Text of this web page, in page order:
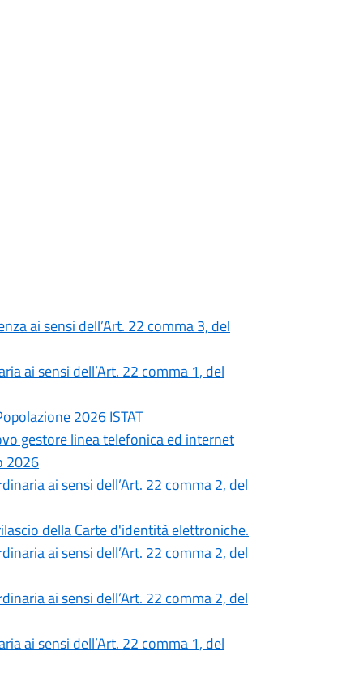
ai sensi dell’Art. 22 comma 3, del
ai sensi dell’Art. 22 comma 1, del
2026 ISTAT
gestore linea telefonica ed internet
2026
ai sensi dell’Art. 22 comma 2, del
della Carte d'identità elettroniche.
ai sensi dell’Art. 22 comma 2, del
ai sensi dell’Art. 22 comma 2, del
ai sensi dell’Art. 22 comma 1, del